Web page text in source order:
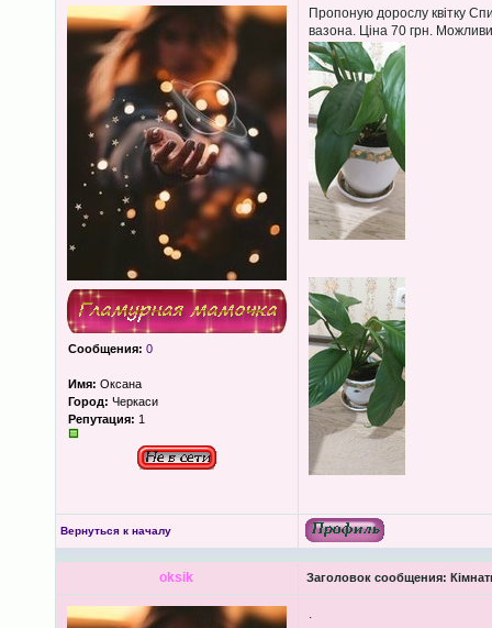
Сообщения: 0
Имя: Оксана
Город: Черкаси
Репутация: 1
Пропоную дорослу квітку
вазона. Ціна 70 грн.
Вернуться к началу
oksik Заголовок сообщения:
.